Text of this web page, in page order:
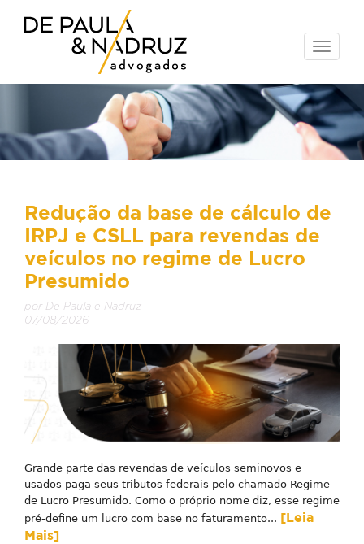
Toggle
Redução da base de cálculo de
IRPJ e CSLL para revendas de
veículos no regime de Lucro
Presumido
por De Paula e Nadruz
07/08/2026
Grande parte das revendas de veículos seminovos e
usados paga seus tributos federais pelo chamado Regime
de Lucro Presumido. Como o próprio nome diz, esse regime
pré-define um lucro com base no faturamento... [Leia
Mais]